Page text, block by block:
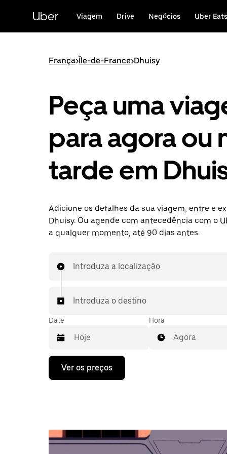
conteúdo
Uber Viagem Drive Negócios Uber Eats
França>Île-de-France>Dhuisy
Peça uma
para agora ou
tarde em
Adicione os detalhes da sua viagem, entre e
Dhuisy. Ou agende com antecedência com o
a qualquer momento, até 90 dias antes.
Introduza a localização
Introduza o destino
Date
Prima
tecla
o
calendário
Hora
Agora
Ver os preços